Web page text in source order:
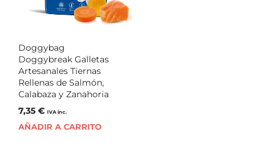
Doggybag
Doggybreak Galletas
Artesanales Tiernas
Rellenas de Salmón,
Calabaza y Zanahoria
7,35 € IVA inc.
AÑADIR A CARRITO